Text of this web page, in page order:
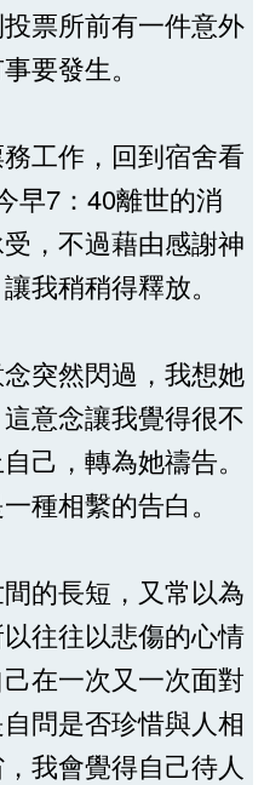
票所前有一件意外
要發生。
工作，回到宿舍看
早7：40離世的消
，不過藉由感謝神
我稍稍得釋放。
突然閃過，我想她
意念讓我覺得很不
己，轉為她禱告。
種相繫的告白。
的長短，又常以為
往往以悲傷的心情
在一次又一次面對
問是否珍惜與人相
我會覺得自己待人